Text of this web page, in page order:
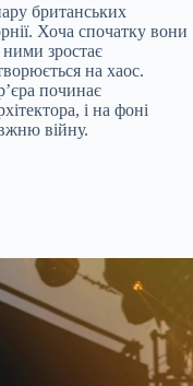
британських
Хоча спочатку вони
зростає
на хаос.
починає
і на фоні
війну.